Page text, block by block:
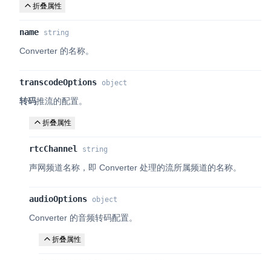
折叠属性
name string
Converter 的名称。
transcodeOptions object
转码推流的配置。
折叠属性
rtcChannel string
声网频道名称，即 Converter 处理的流所属频道的名称。
audioOptions object
Converter 的音频转码配置。
折叠属性